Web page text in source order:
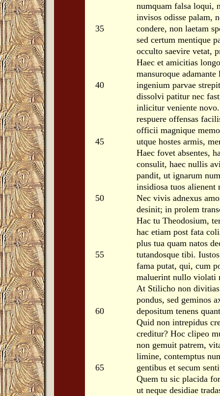
numquam falsa loqui,
invisos odisse palam,
35
condere, non laetam
sed certum mentique
occulto saevire vetat,
Haec et amicitias
mansuroque
40
ingenium parvae
dissolvi patitur nec
inlicitur veniente
respuere offensas
officii magnique
45
utque hostes armis,
Haec fovet absentes,
consulit, haec nullis
pandit, ut ignarum
insidiosa tuos alienent
50
Nec vivis adnexus
desinit; in prolem
Hac tu Theodosium,
hac etiam post fata
plus tua quam natos
55
tutandosque tibi.
fama putat, qui, cum
maluerint nullo violati
At Stilicho non
pondus, sed geminos
60
depositum tenens
Quid non intrepidus
creditur? Hoc clipeo
non gemuit patrem,
limine, contemptus
65
gentibus et secum
Quem tu sic placida
ut neque desidiae